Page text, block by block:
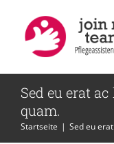
Inhalt
springen
Sed eu erat
quam.
Startseite | Sed eu